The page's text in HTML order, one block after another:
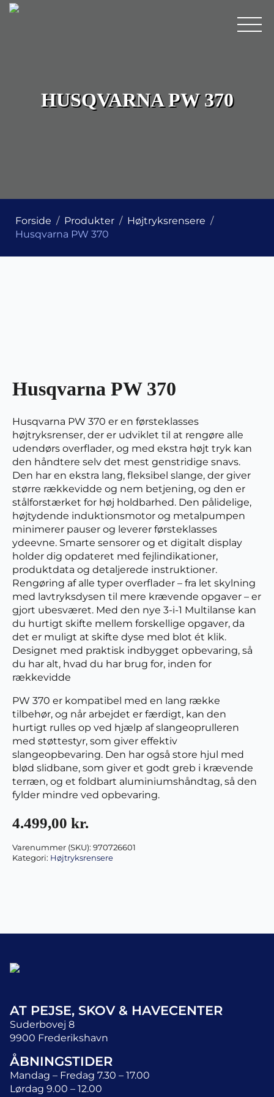
HUSQVARNA PW 370
Forside Produkter
Højtryksrensere
Husqvarna PW 370
Husqvarna PW 370
Husqvarna PW 370 er en førsteklasses
højtryksrenser, der er udviklet til at rengøre alle
udendørs overflader, og med ekstra højt tryk kan
den håndtere selv det mest genstridige snavs.
Den har en ekstra lang, fleksibel slange, der giver
større rækkevidde og nem betjening, og den er
stålforstærket for høj holdbarhed. Den pålidelige,
højtydende induktionsmotor og metalpumpen
minimerer pauser og leverer førsteklasses
ydeevne. Smarte sensorer og et digitalt display
holder dig opdateret med fejlindikationer,
produktdata og detaljerede instruktioner.
Rengøring af alle typer overflader – fra let skylning
med lavtryksdysen til mere krævende opgaver – er
gjort ubesværet. Med den nye 3-i-1 Multilanse kan
du hurtigt skifte mellem forskellige opgaver, da
det er muligt at skifte dyse med blot ét klik.
Designet med praktisk indbygget opbevaring, så
du har alt, hvad du har brug for, inden for
rækkevidde
PW 370 er kompatibel med en lang række
tilbehør, og når arbejdet er færdigt, kan den
hurtigt rulles op ved hjælp af slangeoprulleren
med støttestyr, som giver effektiv
slangeopbevaring. Den har også store hjul med
blød slidbane, som giver et godt greb i krævende
terræn, og et foldbart aluminiumshåndtag, så den
fylder mindre ved opbevaring.
4.499,00 kr.
Varenummer (SKU): 970726601
Kategori: Højtryksrensere
AT PEJSE, SKOV & HAVECENTER
Suderbovej 8
9900 Frederikshavn
ÅBNINGSTIDER
Mandag – Fredag 7.30 – 17.00
Lørdag 9.00 – 12.00